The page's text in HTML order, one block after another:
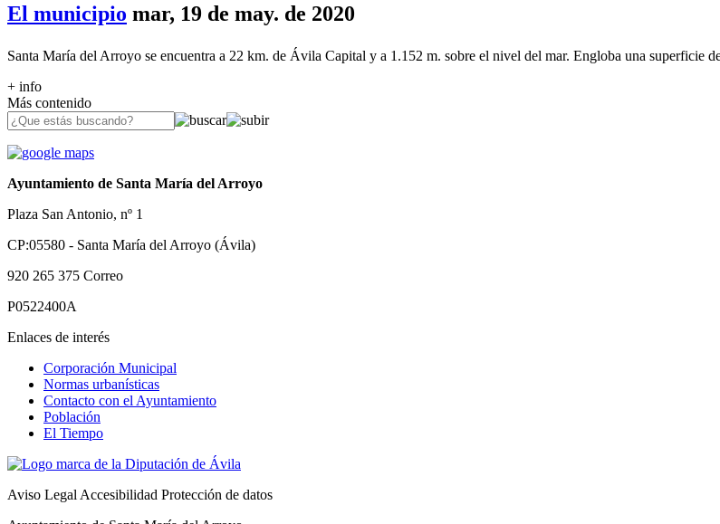
El municipio mar, 19 de may. de 2020
Santa María del Arroyo se encuentra a 22 km. de Ávila Capital y a 1.152 m. sobre el nivel del mar. Engloba una superficie
+ info
Más contenido
Ayuntamiento de Santa María del Arroyo
Plaza San Antonio, nº 1
CP:05580 - Santa María del Arroyo (Ávila)
920 265 375 Correo
P0522400A
Enlaces de interés
Corporación Municipal
Normas urbanísticas
Contacto con el Ayuntamiento
Población
El Tiempo
Aviso Legal Accesibilidad Protección de datos